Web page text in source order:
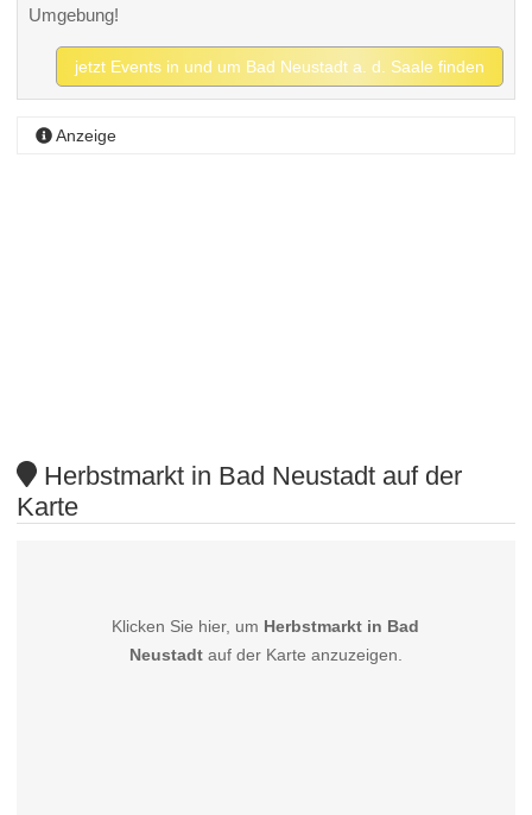
Umgebung!
jetzt Events in und um Bad Neustadt a. d. Saale finden
Anzeige
Herbstmarkt in Bad Neustadt auf der
Karte
Klicken Sie hier, um Herbstmarkt in Bad
Neustadtauf der Karte anzuzeigen.